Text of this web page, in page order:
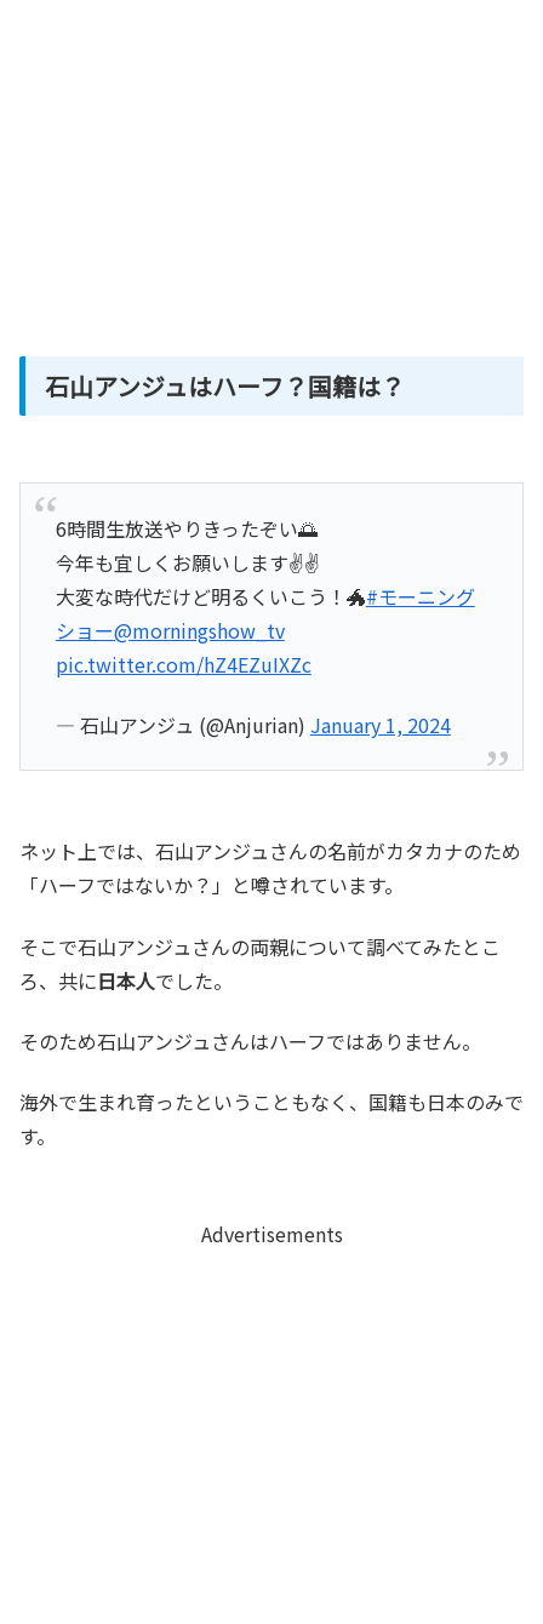
石山アンジュはハーフ？国籍は？
6時間生放送やりきったぞい🌅
今年も宜しくお願いします✌️✌️
大変な時代だけど明るくいこう！🐲#モーニング
ショー@morningshow_tv
pic.twitter.com/hZ4EZuIXZc
— 石山アンジュ (@Anjurian) January 1, 2024
ネット上では、石山アンジュさんの名前がカタカナのため
「ハーフではないか？」と噂されています。
そこで石山アンジュさんの両親について調べてみたとこ
ろ、共に日本人でした。
そのため石山アンジュさんはハーフではありません。
海外で生まれ育ったということもなく、国籍も日本のみで
す。
Advertisements